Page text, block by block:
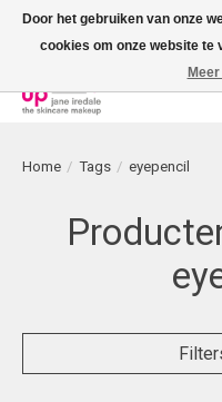
Bestellingen boven € 50,00
Home / Tags / eyepencil
Door het gebruiken van onze
cookies om onze website te